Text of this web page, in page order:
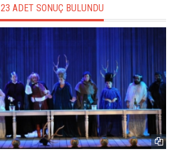
23 ADET SONUÇ BULUNDU